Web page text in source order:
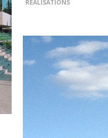
RÉALISATIONS